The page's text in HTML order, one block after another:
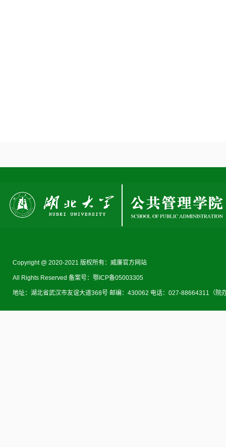
Copyright @ 2020-2021 版权所有：威廉官方网站
All Rights Reserved 备案号：鄂ICP备05003305
地址：湖北省武汉市友谊大道368号 邮编：430062 电话：027-88664311（